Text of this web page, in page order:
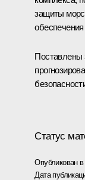
защиты
Поставлены
Статус
Опубликован
Дата